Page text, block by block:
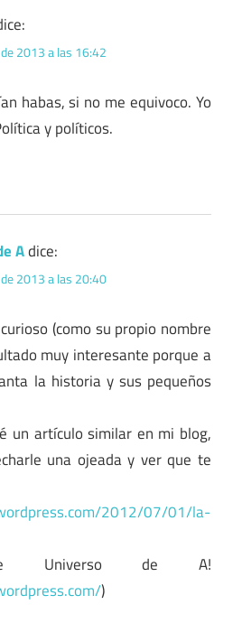
2013 a las 16:42
habas, si no me equivoco. Yo
y políticos.
Adice:
2013 a las 20:40
(como su propio nombre
muy interesante porque a
la historia y sus pequeños
un artículo similar en mi blog,
una ojeada y ver que te
2012/07/01/la-
Universo de A!
)